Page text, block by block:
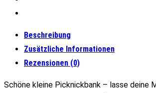
Beschreibung
Zusätzliche Informationen
Rezensionen (0)
Schöne kleine Picknickbank – lasse deine